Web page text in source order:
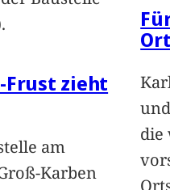
Frust zieht
am
Karben
die